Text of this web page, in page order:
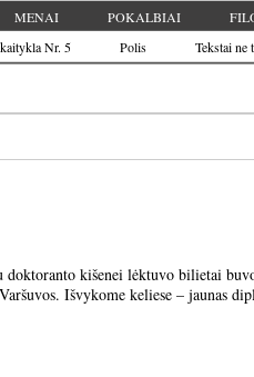
MENAI POKALBIAI
Nr. 5 Polis Tekstai ne
kišenei lėktuvo bilietai
Išvykome keliese – jaunas